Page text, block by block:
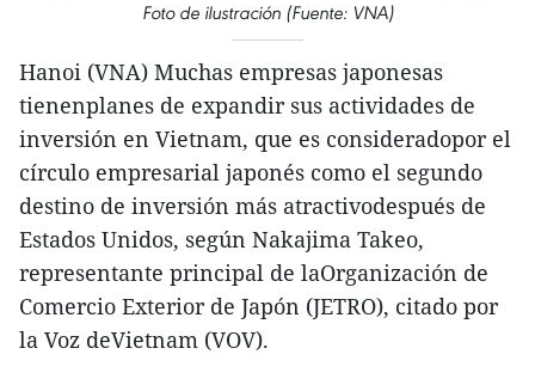
Foto de ilustración (Fuente: VNA)
Hanoi (VNA) Muchas empresas japonesas
tienenplanes de expandir sus actividades de
inversión en Vietnam, que es consideradopor el
círculo empresarial japonés como el segundo
destino de inversión más atractivodespués de
Estados Unidos, según Nakajima Takeo,
representante principal de laOrganización de
Comercio Exterior de Japón (JETRO), citado por
la Voz deVietnam (VOV).